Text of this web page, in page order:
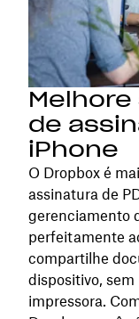
de
iPhone
O Dropbox é
assinatura de
gerenciamento
perfeitamente
compartilhe
dispositivo,
impressora.